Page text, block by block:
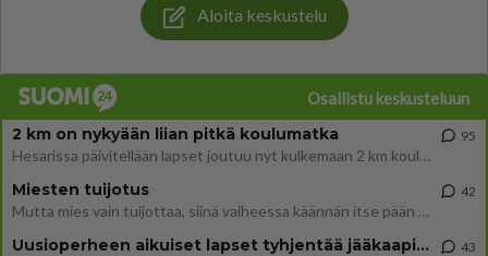
Aloita keskustelu
Osallistu keskusteluun
2 km on nykyään liian pitkä koulumatka
Hesarissa päivitellään lapset joutuu nyt kulkemaan 2 km kouluun jösses. Ruostefillarilla tuo matka menee vaikka miten äk
95
Miesten tuijotus
Mutta mies vain tuijottaa, siinä vaiheessa käännän itse pään pois. Mikä juttu? Yleensä jos joku tuijottaa tai katsoo, hä
42
Uusioperheen aikuiset lapset tyhjentää jääkaapin käydessään 43